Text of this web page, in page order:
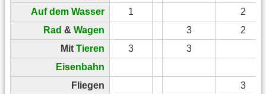
Auf dem Wasser
1
2
Rad & Wagen 3
2
Mit Tieren 3
3
Eisenbahn
Fliegen
3